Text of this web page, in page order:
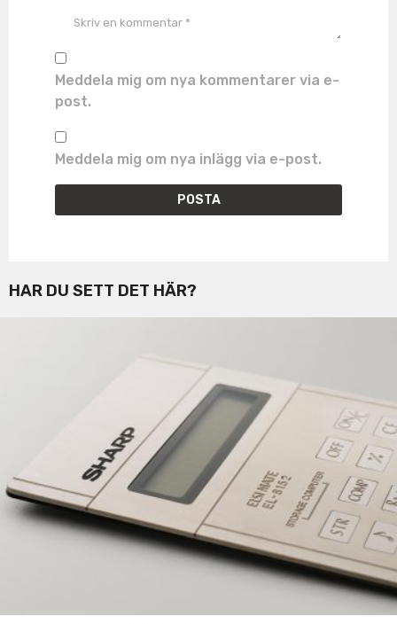
Meddela mig om nya kommentarer via e-
post.
Meddela mig om nya inlägg via e-post.
HAR DU SETT DET HÄR?